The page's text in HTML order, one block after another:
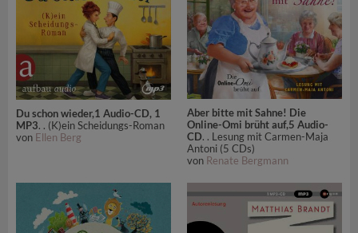
Du schon wieder,1 Audio-CD, 1
MP3. . (K)ein Scheidungs-Roman
von Ellen Berg
Aber bitte mit Sahne! Die
Online-Omi brüht auf,5 Audio-
CD. . Lesung mit Carmen-Maja
Antoni (5 CDs)
von Renate Bergmann